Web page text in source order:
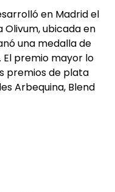
en Madrid el
Olivum, ubicada en
una medalla de
premio mayor lo
premios de plata
Arbequina, Blend